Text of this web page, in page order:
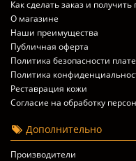
Как сделать заказ и
О магазине
Наши преимущества
Публичная оферта
Политика безопасности
Политика
Реставрация кожи
Согласие на обработку
Дополнительно
Производители